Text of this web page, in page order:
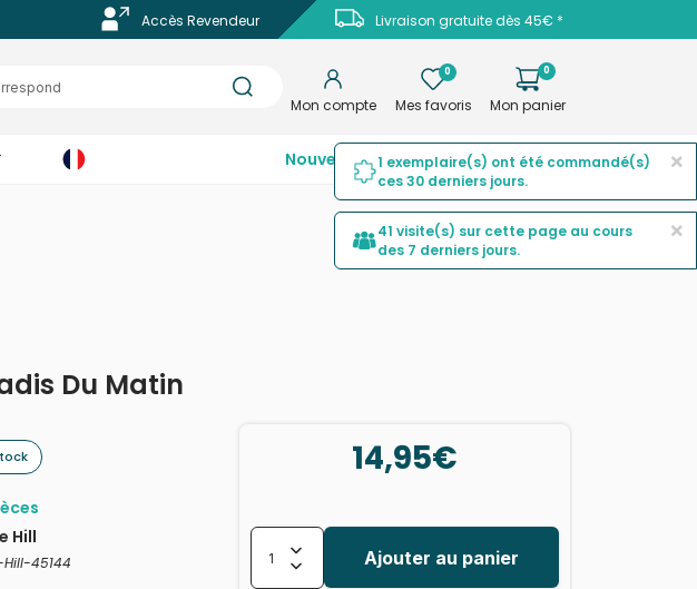
Livraison gratuite dès 45€ *
Accès Revendeur
Mon compte
0
Mes favoris
0
Mon panier
Nouveautés Top ventesPromotions
Du Matin
Hill
45144
14,95€
Ajouter au panier
×
1 exemplaire(s) ont été commandé(s)
ces 30 derniers jours.
×
41 visite(s) sur cette page au cours
des 7 derniers jours.